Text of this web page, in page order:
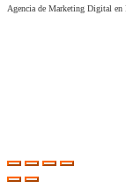
Agencia de Marketing Digital en